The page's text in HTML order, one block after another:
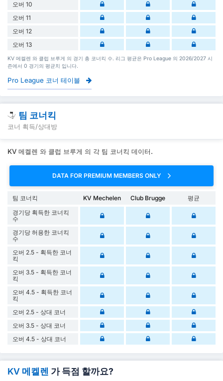
오버 10
오버 11
오버 12
오버 13
KV 메켈렌 와 클럽 브루게 의 경기 총 코너킥 수. 리그 평균은 Pro League 의 2026/2027 시
즌에서 0 경기의 평균치 입니다.
Pro League 코너 테이블
팀 코너킥
코너 획득/상대방
KV 메켈렌 와 클럽 브루게 의 각 팀 코너킥 데이터.
DATA FOR PREMIUM MEMBERS ONLY
팀 코너킥 KV Mechelen Club Brugge
평균
경기당 획득한 코너킥
수
경기당 허용한 코너킥
수
오버 2.5 - 획득한 코너
킥
오버 3.5 - 획득한 코너
킥
오버 4.5 - 획득한 코너
킥
오버 2.5 - 상대 코너
오버 3.5 - 상대 코너
오버 4.5 - 상대 코너
KV 메켈렌 가 득점 할까요?